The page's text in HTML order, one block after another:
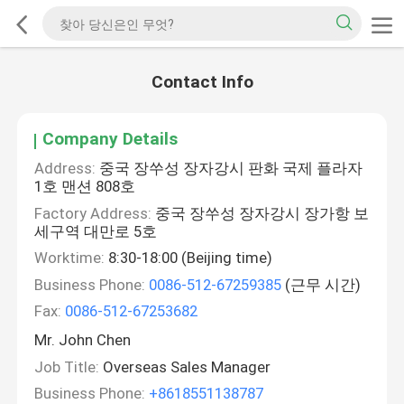
Contact Info
Company Details
Address: 중국 장쑤성 장자강시 판화 국제 플라자
1호 맨션 808호
Factory Address: 중국 장쑤성 장자강시 장가항 보
세구역 대만로 5호
Worktime: 8:30-18:00 (Beijing time)
Business Phone: 0086-512-67259385 (근무 시간)
Fax: 0086-512-67253682
Mr. John Chen
Job Title: Overseas Sales Manager
Business Phone: +8618551138787